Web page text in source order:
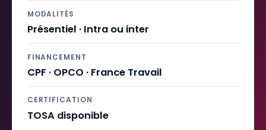
MODALITÉS
Présentiel · Intra ou inter
FINANCEMENT
CPF · OPCO · France Travail
CERTIFICATION
TOSA disponible